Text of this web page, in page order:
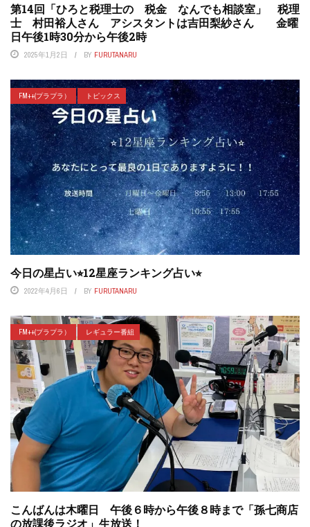
第14回「ひろと税理士の 税金 なんでも相談室」 税理
士 村田裕人さん アシスタントは吉田梨紗さん 金曜
日午後1時30分から午後2時
2025年1月2日 BY FURUTANARU
FM++(プラプラ） トピックス
今日の星占い⭐︎12星座ランキング占い⭐︎
2022年4月6日 BY FURUTANARU
FM++(プラプラ） レギュラー番組
こんばんは木曜日 午後６時から午後８時まで「孫七商店
の放課後ラジオ」生放送！